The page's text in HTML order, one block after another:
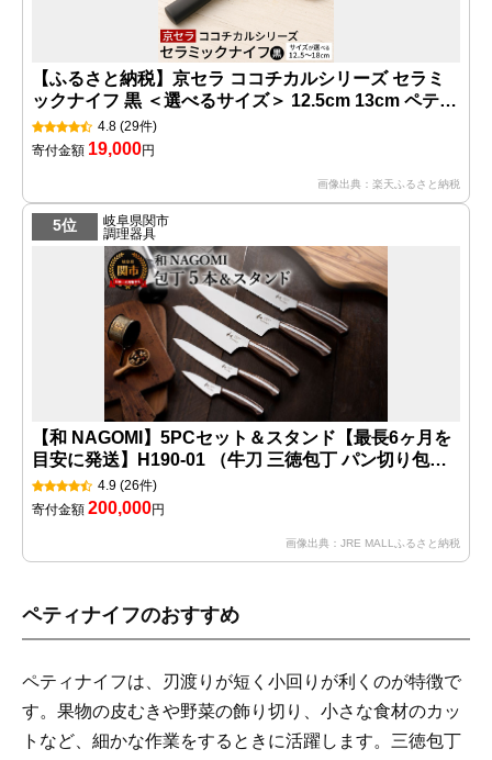
【ふるさと納税】京セラ ココチカルシリーズ セラミ
ックナイフ 黒 ＜選べるサイズ＞ 12.5cm 13cm ペティ
ナイフ 14cm 16cm 三徳包丁 18cm 牛刀 セラミック
包丁 ナイフ ココチカルナイフ ブラック 切れ味 長持ち
4.8 (29件)
寄付金額 19,000円
画像出典：楽天ふるさと納税
5位
岐阜県関市
調理器具
【和 NAGOMI】5PCセット＆スタンド【最長6ヶ月を
目安に発送】H190-01 （牛刀 三徳包丁 パン切り包丁
ペティナイフ パーラー 包丁スタンド）
4.9 (26件)
寄付金額 200,000円
画像出典：JRE MALLふるさと納税
ペティナイフのおすすめ
ペティナイフは、刃渡りが短く小回りが利くのが特徴で
す。果物の皮むきや野菜の飾り切り、小さな食材のカッ
トなど、細かな作業をするときに活躍します。三徳包丁